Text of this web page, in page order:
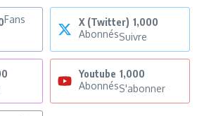
Fans
X (Twitter) 1,000
AbonnésSuivre
Youtube 1,000
AbonnésS'abonner